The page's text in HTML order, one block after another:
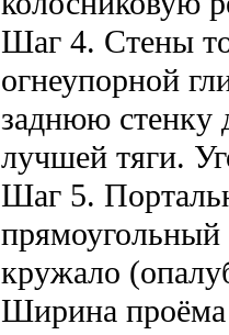
Шаг 4. Стены
огнеупорной
заднюю стенку
лучшей тяги.
Шаг 5.
кружало
Ширина